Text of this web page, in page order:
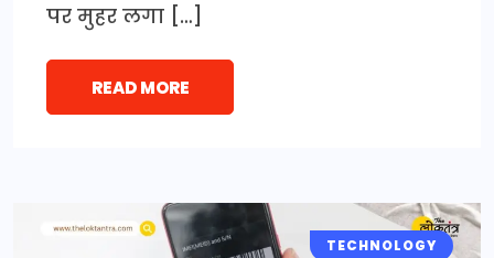
पर मुहर लगा […]
READ MORE
TECHNOLOGY